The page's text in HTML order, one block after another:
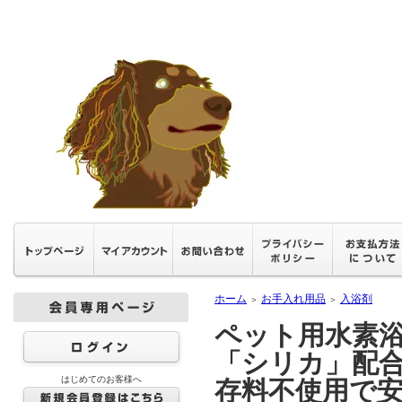
はじめてのお客様へ
ホーム ＞ お手入れ用品 ＞ 入浴剤
ペット用水素
「シリカ」
存料不使用で